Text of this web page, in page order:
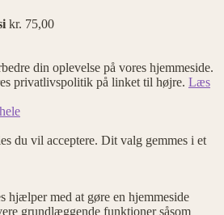
kr. 75,00
din oplevelse på vores hjemmeside.
privatlivspolitik på linket til højre. Læs
du vil acceptere. Dit valg gemmes i et
hjælper med at gøre en hjemmeside
grundlæggende funktioner såsom